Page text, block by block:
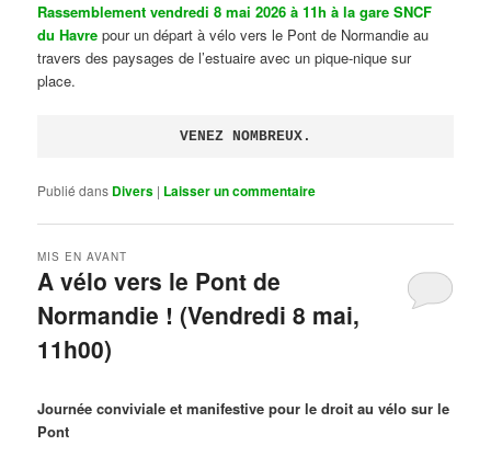
Rassemblement vendredi 8 mai 2026 à 11h à la gare SNCF
du Havre pour un départ à vélo vers le Pont de Normandie au
travers des paysages de l’estuaire avec un pique-nique sur
place.
VENEZ NOMBREUX.
Publié dans Divers | Laisser un commentaire
A vélo vers le Pont de
Normandie ! (Vendredi 8 mai,
11h00)
MIS EN AVANT
Journée conviviale et manifestive pour le droit au vélo sur le
Pont